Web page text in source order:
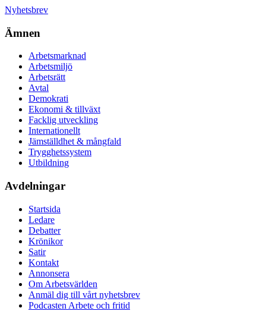
Nyhetsbrev
Ämnen
Arbetsmarknad
Arbetsmiljö
Arbetsrätt
Avtal
Demokrati
Ekonomi & tillväxt
Facklig utveckling
Internationellt
Jämställdhet & mångfald
Trygghetssystem
Utbildning
Avdelningar
Startsida
Ledare
Debatter
Krönikor
Satir
Kontakt
Annonsera
Om Arbetsvärlden
Anmäl dig till vårt nyhetsbrev
Podcasten Arbete och fritid